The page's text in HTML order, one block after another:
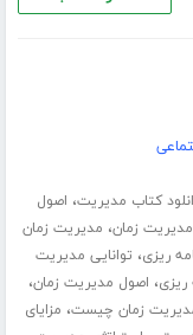
کتاب مدیریت، اصول
زمان، مدیریت زمان
ریزی، توانایی مدیریت
ریزی، اصول مدیریت زمان،
زمان چیست، مزایای